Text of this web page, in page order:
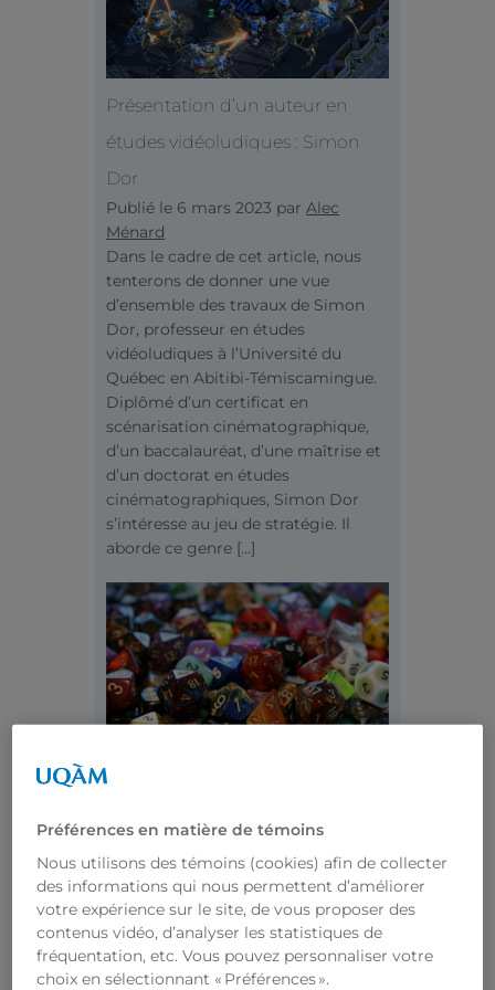
Présentation d’un auteur en
études vidéoludiques : Simon
Dor
Publié le 6 mars 2023 par Alec
Ménard
Dans le cadre de cet article, nous
tenterons de donner une vue
d’ensemble des travaux de Simon
Dor, professeur en études
vidéoludiques à l’Université du
Québec en Abitibi-Témiscamingue.
Diplômé d’un certificat en
scénarisation cinématographique,
d’un baccalauréat, d’une maîtrise et
d’un doctorat en études
cinématographiques, Simon Dor
s’intéresse au jeu de stratégie. Il
aborde ce genre […]
règlements de Donjons et
Dragons?
Publié le8 février 2023 parCédric
Duchaineau
Les jeux de rôles sur table comme
Donjons et Dragons (D&D) ont
Préférences en matière de témoins
Nous utilisons des témoins (cookies) afin de collecter
des informations qui nous permettent d’améliorer
votre expérience sur le site, de vous proposer des
contenus vidéo, d’analyser les statistiques de
fréquentation, etc. Vous pouvez personnaliser votre
choix en sélectionnant « Préférences ».